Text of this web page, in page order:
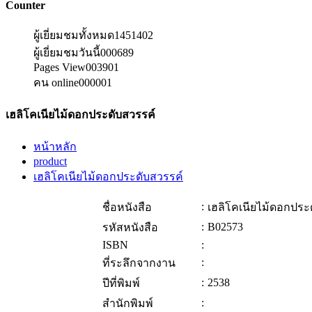
Counter
ผู้เยี่ยมชมทั้งหมด1451402
ผู้เยี่ยมชมวันนี้000689
Pages View003901
คน online000001
เฮลิโคเนียไม้ดอกประดับสวรรค์
หน้าหลัก
product
เฮลิโคเนียไม้ดอกประดับสวรรค์
ชื่อหนังสือ : เฮลิโคเนียไม้ดอกปร
รหัสหนังสือ
: B02573
ISBN
:
ที่ระลึกจากงาน
:
ปีที่พิมพ์
: 2538
สำนักพิมพ์
: